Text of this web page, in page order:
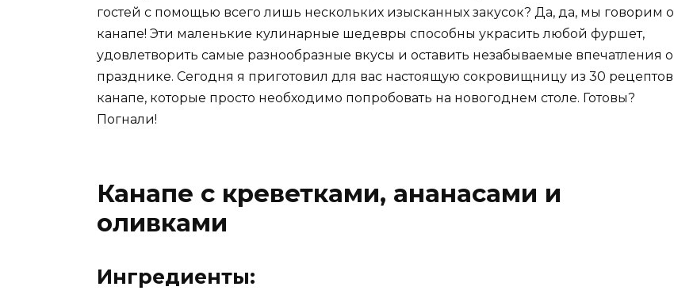
гостей с помощью всего лишь нескольких изысканных закусок? Да, да, мы говорим о
канапе! Эти маленькие кулинарные шедевры способны украсить любой фуршет,
удовлетворить самые разнообразные вкусы и оставить незабываемые впечатления о
празднике. Сегодня я приготовил для вас настоящую сокровищницу из 30 рецептов
канапе, которые просто необходимо попробовать на новогоднем столе. Готовы?
Погнали!
Канапе с креветками, ананасами и
оливками
Ингредиенты: